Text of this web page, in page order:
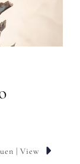
| View